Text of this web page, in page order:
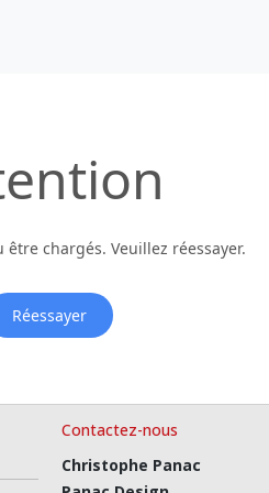
être chargés. Veuillez réessayer.
Réessayer
Contactez-nous
Christophe Panac